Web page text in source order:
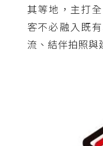
其等地，主打
客不必融入既
流、結伴拍照與